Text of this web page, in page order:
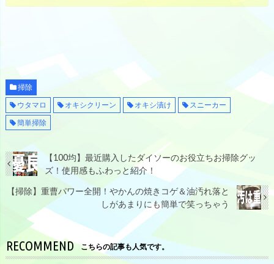
掃除
ウタマロ
オキシクリーン オキシ漬け
スニーカー
簡単掃除
【100均】最近購入したダイソーのお役立ちお掃除グッ
ズ！使用感もふわっと紹介！
【掃除】重曹パワー全開！やかんの焼きコゲ＆油汚れ落と
しがあまりにも簡単で笑っちゃう
RECOMMEND こちらの記事も人気です。